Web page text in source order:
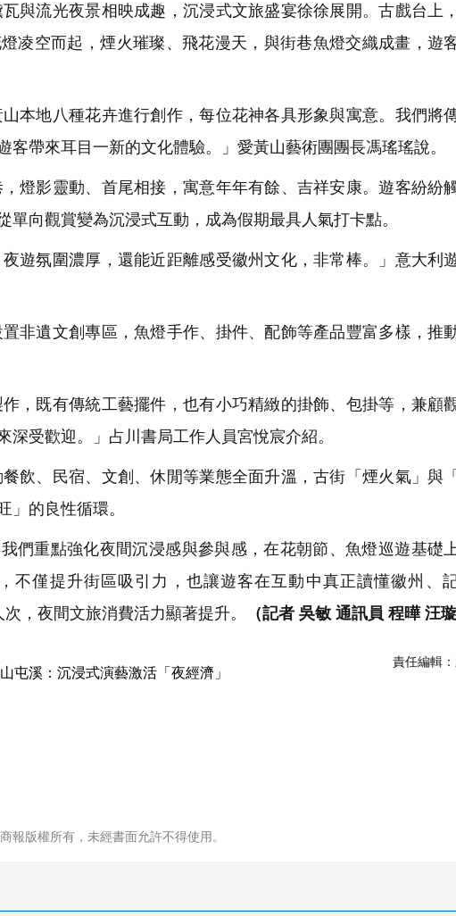
與流光夜景相映成趣，沉浸式文旅盛宴徐徐展開。古戲台上
凌空而起，煙火璀璨、飛花漫天，與街巷魚燈交織成畫，遊
本地八種花卉進行創作，每位花神各具形象與寓意。我們將
帶來耳目一新的文化體驗。」愛黃山藝術團團長馮瑤瑤說。
燈影靈動、首尾相接，寓意年年有餘、吉祥安康。遊客紛紛
向觀賞變為沉浸式互動，成為假期最具人氣打卡點。
遊氛圍濃厚，還能近距離感受徽州文化，非常棒。」意大利
非遺文創專區，魚燈手作、掛件、配飾等產品豐富多樣，推
，既有傳統工藝擺件，也有小巧精緻的掛飾、包掛等，兼顧
受歡迎。」占川書局工作人員宮悅宸介紹。
飲、民宿、文創、休閒等業態全面升溫，古街「煙火氣」與
」的良性循環。
們重點強化夜間沉浸感與參與感，在花朝節、魚燈巡遊基礎
不僅提升街區吸引力，也讓遊客在互動中真正讀懂徽州、
，夜間文旅消費活力顯著提升。
（記者 吳敏 通訊員 程曄 汪璇
責任編輯：
報版權所有，未經書面允許不得使用。